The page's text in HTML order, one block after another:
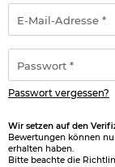
Mail-
Adresse
*
Passwort vergessen?
Wir setzen auf den
Bewertungen können
erhalten haben.
Bitte beachte die